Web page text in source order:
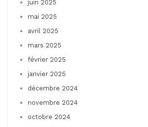
juin 2025
mai 2025
avril 2025
mars 2025
février 2025
janvier 2025
décembre 2024
novembre 2024
octobre 2024